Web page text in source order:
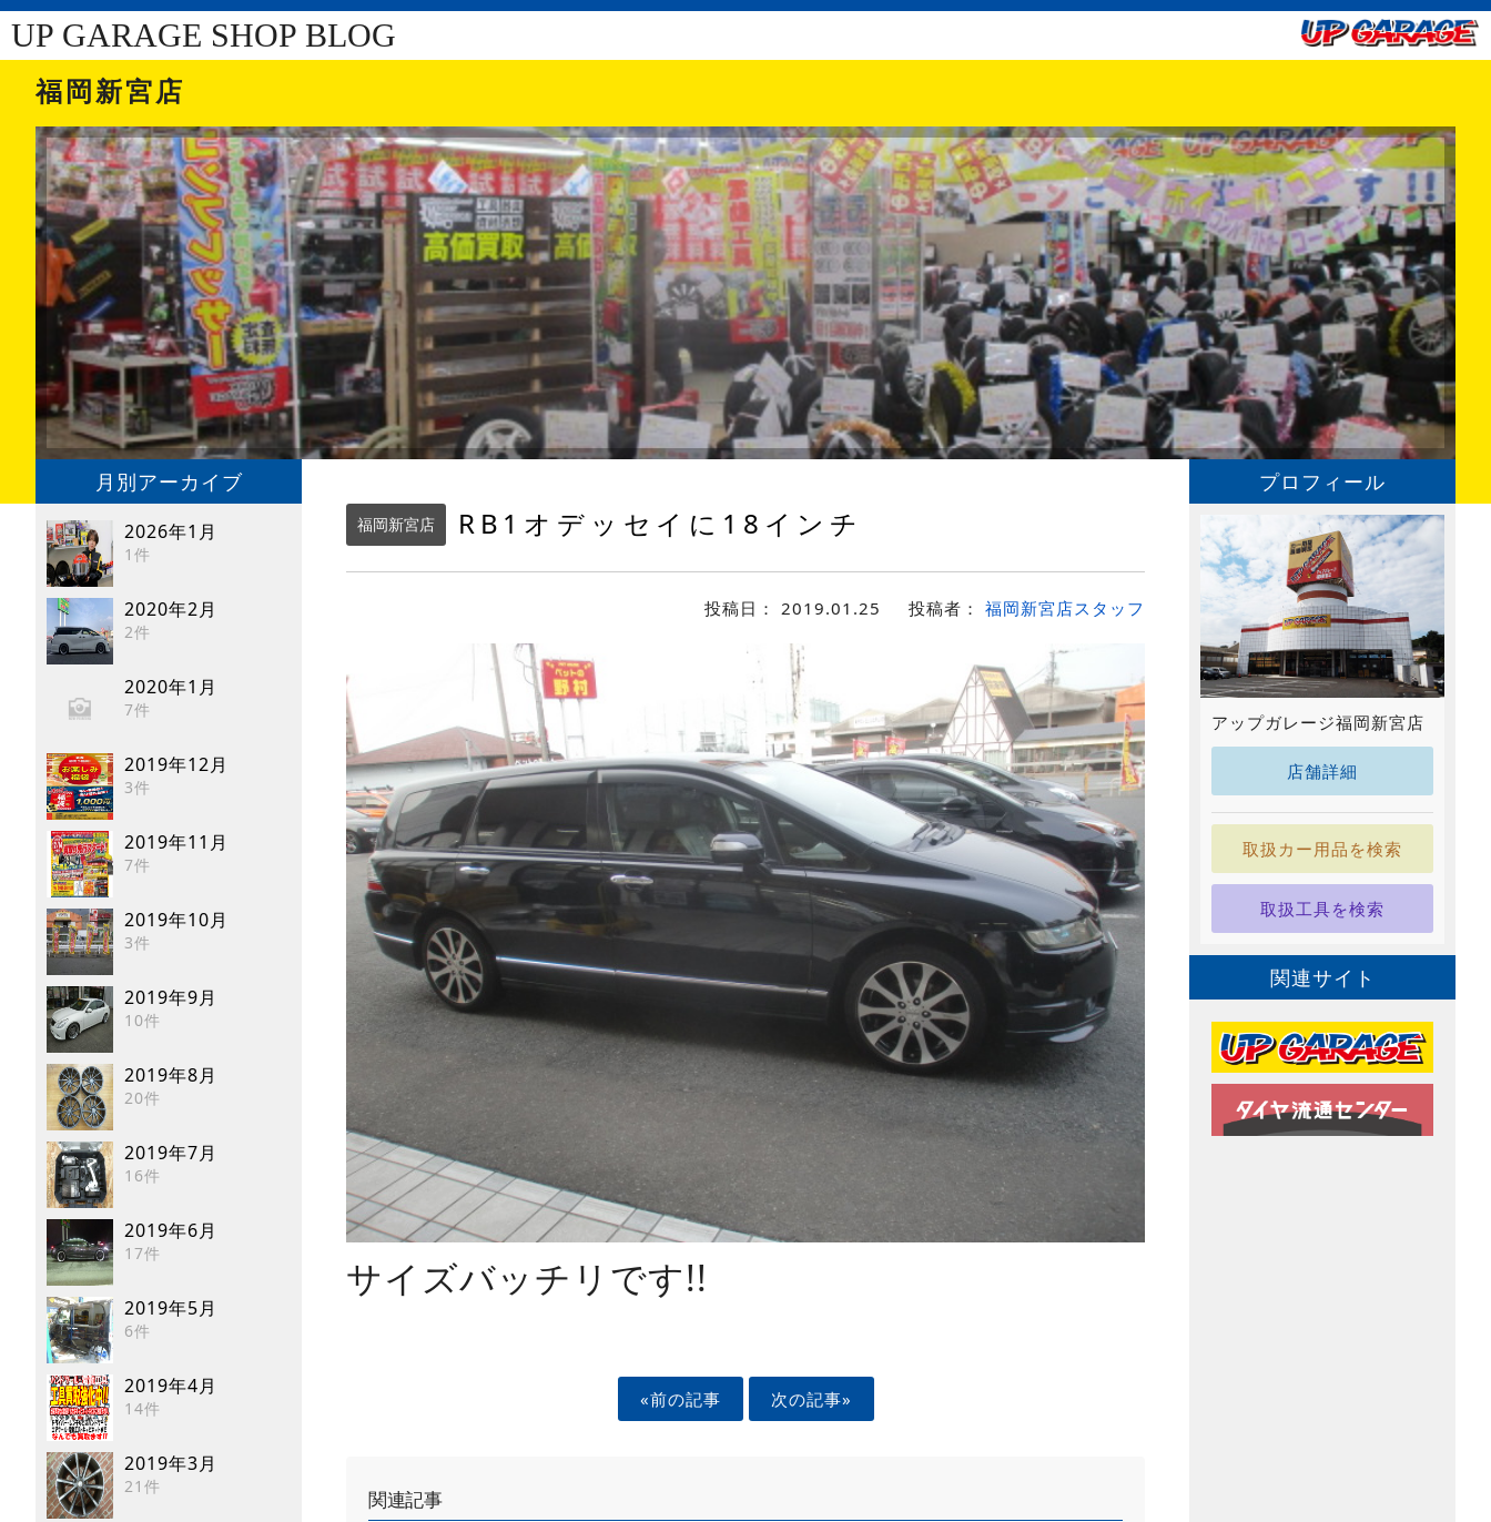
UP GARAGE SHOP BLOG
福岡新宮店
月別アーカイブ
2026年1月
1件
2020年2月
2件
2020年1月
7件
2019年12月
3件
2019年11月
7件
2019年10月
3件
2019年9月
10件
2019年8月
20件
2019年7月
16件
2019年6月
17件
2019年5月
6件
2019年4月
14件
2019年3月
21件
福岡新宮店 RB1オデッセイに18インチ
投稿日： 2019.01.25 投稿者： 福岡新宮店スタッフ
サイズバッチリです!!
«前の記事 次の記事»
関連記事
プロフィール
アップガレージ福岡新宮店
店舗詳細
取扱カー用品を検索
取扱工具を検索
関連サイト